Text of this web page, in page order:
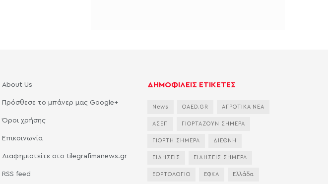
About Us
Πρόσθεσε το μπάνερ μας Google+
Όροι χρήσης
Επικοινωνία
Διαφημιστείτε στο tilegrafimanews.gr
RSS feed
ΔΗΜΟΦΙΛΕΙΣ ΕΤΙΚΕΤΕΣ
News OAED.GR ΑΓΡΟΤΙΚΑ ΝΕΑ
ΑΣΕΠ ΓΙΟΡΤΑΖΟΥΝ ΣΗΜΕΡΑ
ΓΙΟΡΤΗ ΣΗΜΕΡΑ ΔΙΕΘΝΗ
ΕΙΔΗΣΕΙΣ ΕΙΔΗΣΕΙΣ ΣΗΜΕΡΑ
ΕΟΡΤΟΛΟΓΙΟ ΕΦΚΑ Ελλάδα